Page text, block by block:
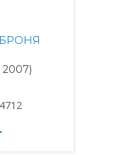
2007)